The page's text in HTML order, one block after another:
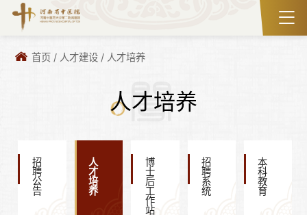
首页 / 人才建设 / 人才培养
人才培养
招聘公告 人才培养 博士后工作站 招聘系统 本科教育